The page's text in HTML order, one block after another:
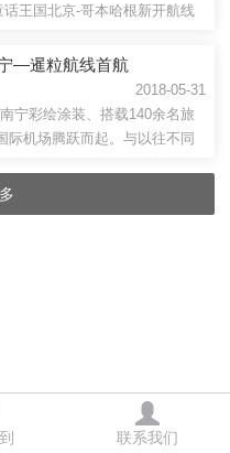
王国北京-哥本哈根新开航线
—暹粒航线首航
2018-05-31
宁彩绘涂装、搭载140余名旅
际机场腾跃而起。与以往不同
联系我们